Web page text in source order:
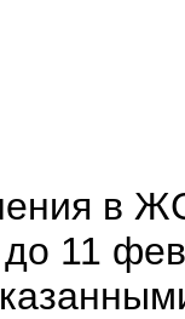
в
11